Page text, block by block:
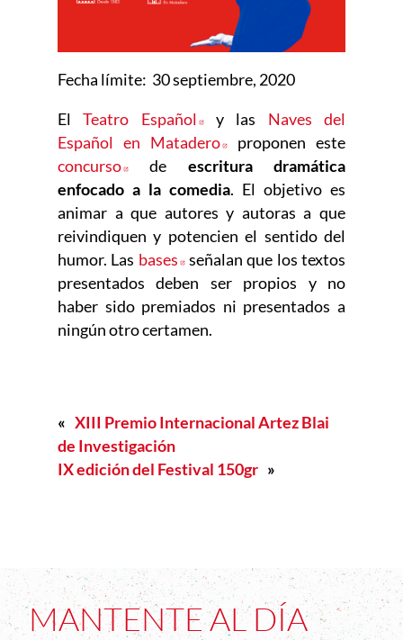
Fecha límite: 30 septiembre, 2020
ElTeatro Español Abre en nueva ventana
y las Naves del
Español en Matadero
Abre en nueva ventana
proponen este
concurso
Abre en nueva ventana
de escritura dramática
enfocado a la comedia. El objetivo es
animar a que autores y autoras a que
reivindiquen y potencien el sentido del
humor. Las bases Abre en nueva ventana
señalan que los textos
presentados deben ser propios y no
haber sido premiados ni presentados a
ningún otro certamen.
« XIII Premio Internacional Artez Blai
de Investigación
IX edición del Festival 150gr »
MANTENTE AL DÍA